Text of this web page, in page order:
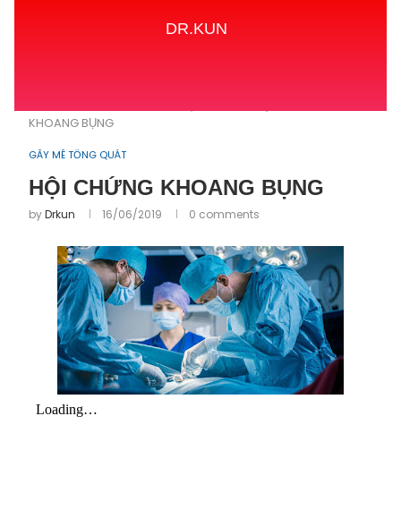
DR.KUN
KHOANG BỤNG
GÂY MÊ TỔNG QUÁT
HỘI CHỨNG KHOANG BỤNG
byDrkun 16/06/2019 0 comments